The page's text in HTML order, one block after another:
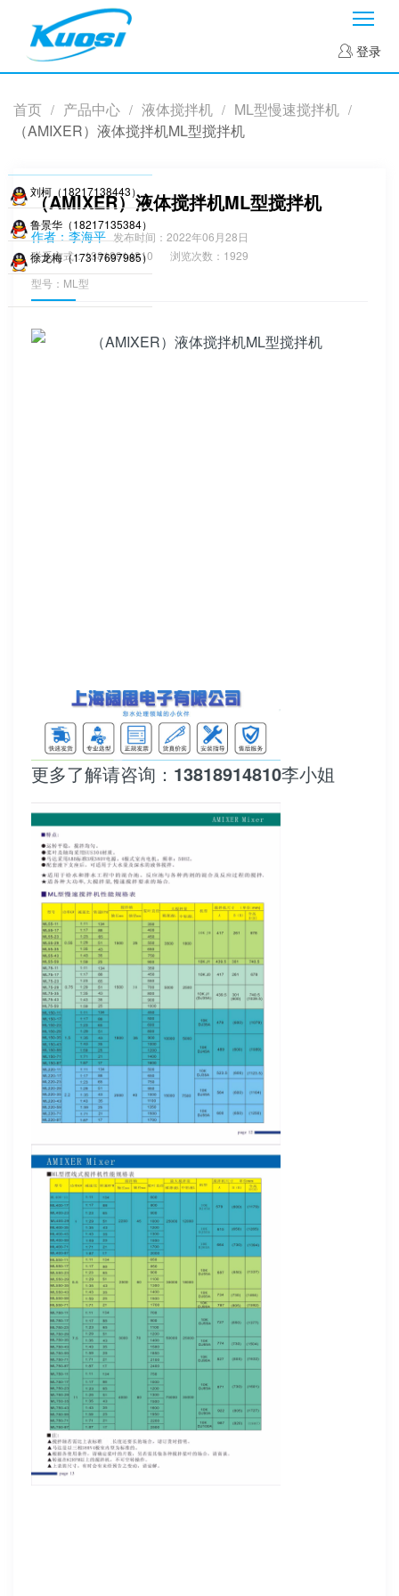
登录
首页 / 产品中心 / 液体搅拌机 / ML型慢速搅拌机 /
（AMIXER）液体搅拌机ML型搅拌机
（AMIXER）液体搅拌机ML型搅拌机
作者：李海平 发布时间：2022年06月28日
联系方式：13818914810
浏览次数：1929
型号：ML型
更多了解请咨询：13818914810李小姐
刘柯（18217138443）
鲁景华（18217135384）
徐龙梅（17317697985）